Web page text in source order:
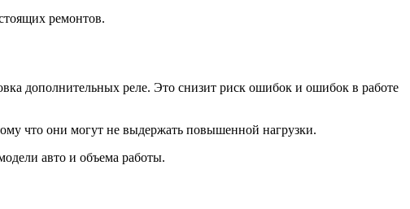
ремонтов.
дополнительных реле. Это снизит риск ошибок и ошибок в работе
что они могут не выдержать повышенной нагрузки.
авто и объема работы.